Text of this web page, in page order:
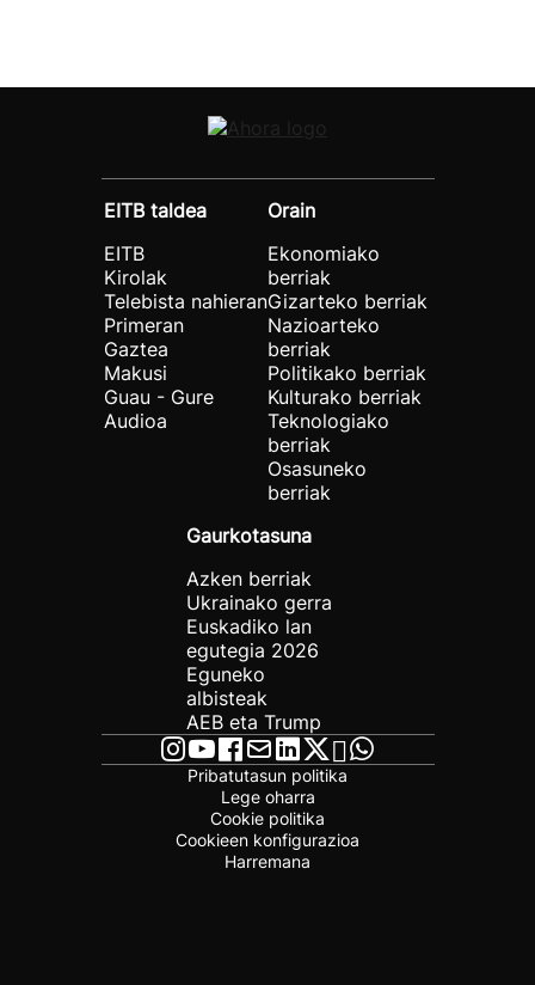
EITB taldea
EITB
Kirolak
Telebista nahieran
Primeran
Gaztea
Makusi
Guau - Gure
Audioa
Orain
Ekonomiako
berriak
Gizarteko berriak
Nazioarteko
berriak
Politikako berriak
Kulturako berriak
Teknologiako
berriak
Osasuneko
berriak
Gaurkotasuna
Azken berriak
Ukrainako gerra
Euskadiko lan
egutegia 2026
Eguneko
albisteak
AEB eta Trump
Pribatutasun politika
Lege oharra
Cookie politika
Cookieen konfigurazioa
Harremana